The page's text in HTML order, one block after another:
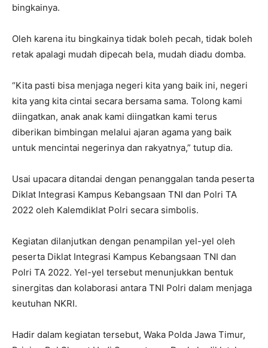
bingkainya.
Oleh karena itu bingkainya tidak boleh pecah, tidak boleh
retak apalagi mudah dipecah bela, mudah diadu domba.
“Kita pasti bisa menjaga negeri kita yang baik ini, negeri
kita yang kita cintai secara bersama sama. Tolong kami
diingatkan, anak anak kami diingatkan kami terus
diberikan bimbingan melalui ajaran agama yang baik
untuk mencintai negerinya dan rakyatnya,” tutup dia.
Usai upacara ditandai dengan penanggalan tanda peserta
Diklat Integrasi Kampus Kebangsaan TNI dan Polri TA
2022 oleh Kalemdiklat Polri secara simbolis.
Kegiatan dilanjutkan dengan penampilan yel-yel oleh
peserta Diklat Integrasi Kampus Kebangsaan TNI dan
Polri TA 2022. Yel-yel tersebut menunjukkan bentuk
sinergitas dan kolaborasi antara TNI Polri dalam menjaga
keutuhan NKRI.
Hadir dalam kegiatan tersebut, Waka Polda Jawa Timur,